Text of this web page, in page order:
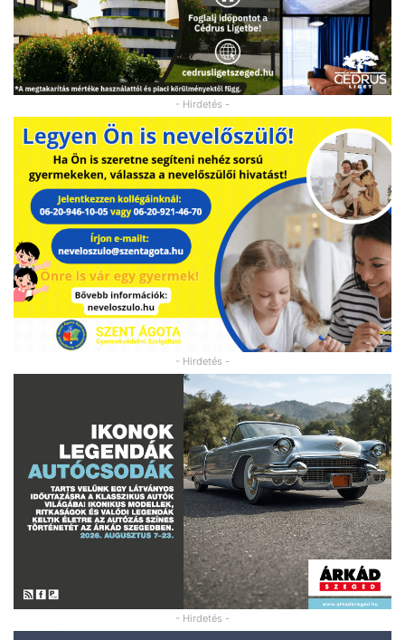
- Hirdetés -
- Hirdetés -
- Hirdetés -